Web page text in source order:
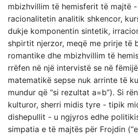
mbizhvillim të hemisferit të majtë
racionalitetin analitik shkencor,
dukje komponentin sintetik,
shpirtit njerzor, meqë me prirje të
romantike dhe mbizhvillim të
rrëfen në një intervistë se në
matematikë sepse nuk arrinte të
mundur që “si rezultat a=b”). Si
kulturor, sherri midis tyre - tipik
dishepullit - u ngjyros edhe
simpatia e të majtës për Frojdin